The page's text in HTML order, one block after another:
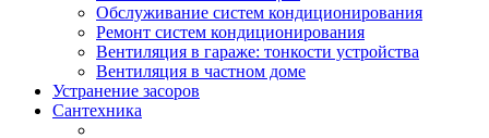
Обслуживание систем кондиционирования
Ремонт систем кондиционирования
Вентиляция в гараже: тонкости устройства
Вентиляция в частном доме
Устранение засоров
Сантехника